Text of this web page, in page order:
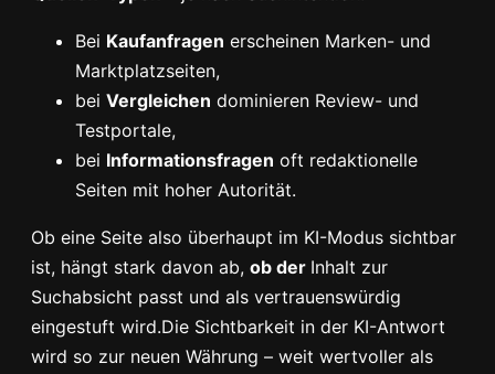
Bei Kaufanfragen erscheinen Marken- und
Marktplatzseiten,
bei Vergleichen dominieren Review- und
Testportale,
bei Informationsfragen oft redaktionelle
Seiten mit hoher Autorität.
Ob eine Seite also überhaupt im KI-Modus sichtbar
ist, hängt stark davon ab, ob der Inhalt zur
Suchabsicht passt und als vertrauenswürdig
eingestuft wird.Die Sichtbarkeit in der KI-Antwort
wird so zur neuen Währung – weit wertvoller als